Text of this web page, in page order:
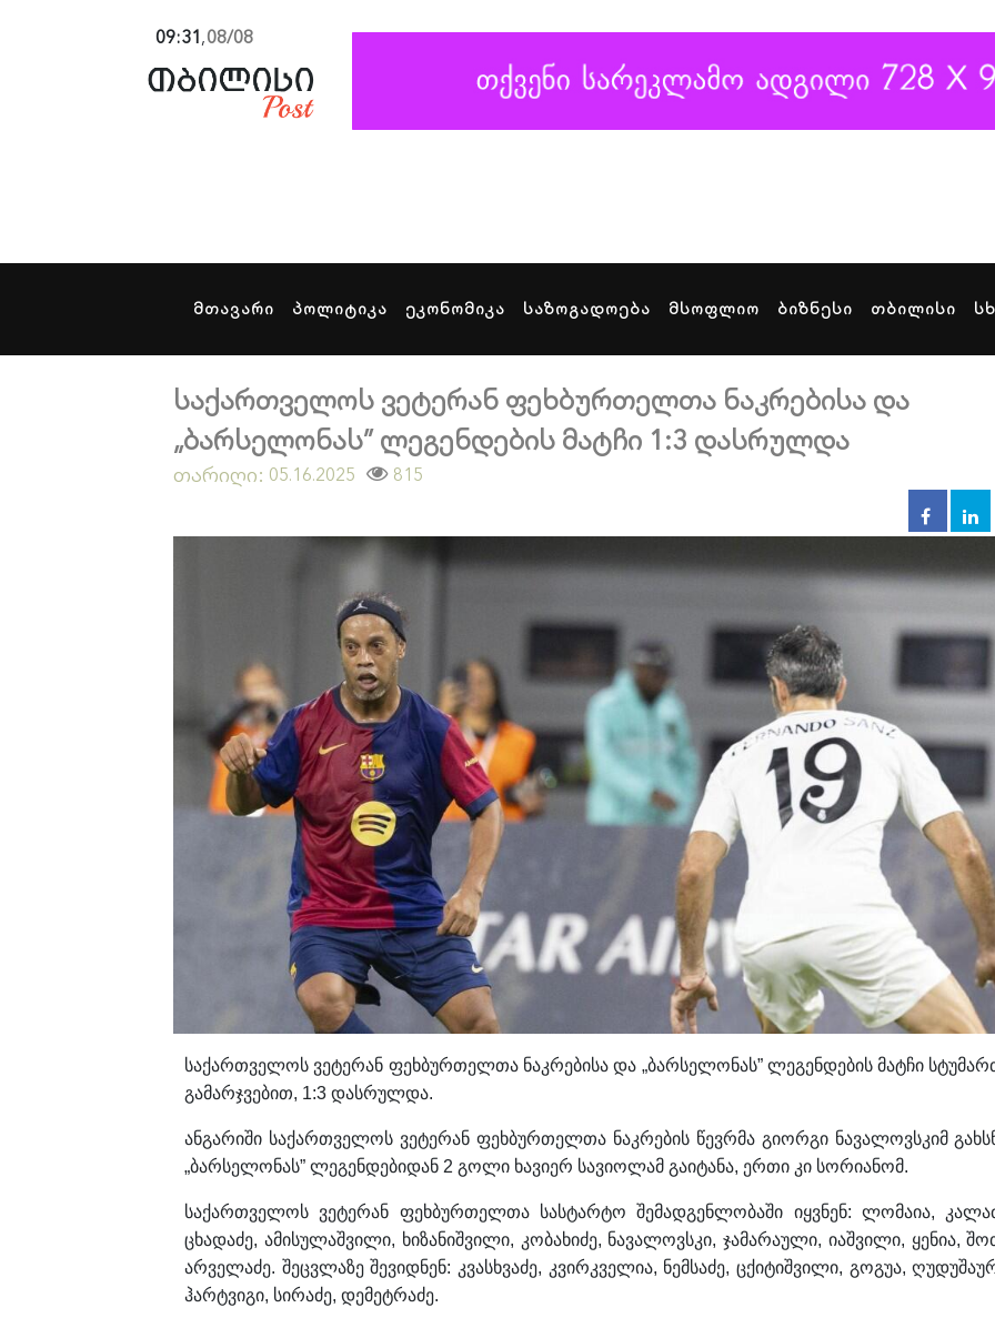
09:31,08/08
მთავარი პოლიტიკა ეკონომიკა საზოგადოება მსოფლიო ბიზნესი თბილისი
საქართველოს ვეტერან ფეხბურთელთა ნაკრებისა და
„ბარსელონას” ლეგენდების მატჩი 1:3 დასრულდა
თარიღი: 05.16.2025 815
საქართველოს ვეტერან ფეხბურთელთა ნაკრებისა და „ბარსელონას” ლეგენდების მატჩი
გამარჯვებით, 1:3 დასრულდა.
ანგარიში საქართველოს ვეტერან ფეხბურთელთა ნაკრების წევრმა გიორგი ნავალოვსკიმ
„ბარსელონას” ლეგენდებიდან 2 გოლი ხავიერ სავიოლამ გაიტანა, ერთი კი სორიანომ.
საქართველოს ვეტერან ფეხბურთელთა სასტარტო შემადგენლობაში იყვნენ: ლომაია,
ცხადაძე, ამისულაშვილი, ხიზანიშვილი, კობახიძე, ნავალოვსკი, ჯამარაული, იაშვილი, ყენია,
არველაძე. შეცვლაზე შევიდნენ: კვასხვაძე, კვირკველია, ნემსაძე, ცქიტიშვილი, გოგუა,
ჰარტვიგი, სირაძე, დემეტრაძე.